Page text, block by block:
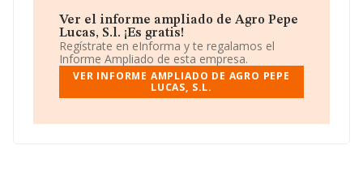
auto. La empresa aparece inscrita en el Registro
Mercantil como Sociedad Limitada. Su CNAE
corresponde a 0113 con código 'Cultivo de hortalizas,
raíces y tubérculos'. La sociedad no tiene actividad en
mercados exteriores.
Su email esnotificaciones@sfgestion.es.
La empresa españolaAgro Pepe Lucas, S.L, con
Ver el informe ampliado de Agro Pepe
Lucas, S.l. ¡Es gratis!
Regístrate en eInforma y te regalamos el
Informe Ampliado de esta empresa.
VER INFORME AMPLIADO DE AGRO PEPE
LUCAS, S.L.